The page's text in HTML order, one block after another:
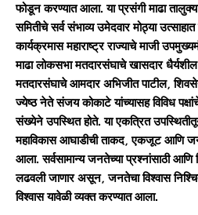
फोडून करण्यात आला. या प्रसंगी माढा
समितीचे सर्व संभाव्य उमेदवार मोठ्या
कार्यक्रमास महाराष्ट्र राज्याचे माजी
माढा लोकसभा मतदारसंघाचे खासदार धैर्यशील
मतदारसंघाचे आमदार अभिजीत पाटील,
ज्येष्ठ नेते संजय कोकाटे यांच्यासह विविध
संख्येने उपस्थित होते. या एकत्रित
महाविकास आघाडीची ताकद, एकजूट आणि
आला. सर्वसामान्य जनतेच्या प्रश्नांसाठी आणि
लढवली जाणार असून, जनतेचा विश्वास
विश्वास यावेळी व्यक्त करण्यात आला.